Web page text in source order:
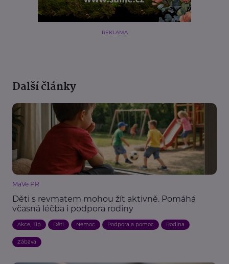
REKLAMA
Další články
MaVe PR
Děti s revmatem mohou žít aktivně. Pomáhá
včasná léčba i podpora rodiny
Akce, Tip Děti Nemoc Podpora a pomoc Rodina
Zábava